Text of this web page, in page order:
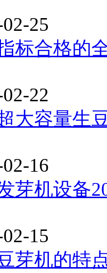
25
标合格的
22
大容量生
16
芽机设备
15
芽机的特